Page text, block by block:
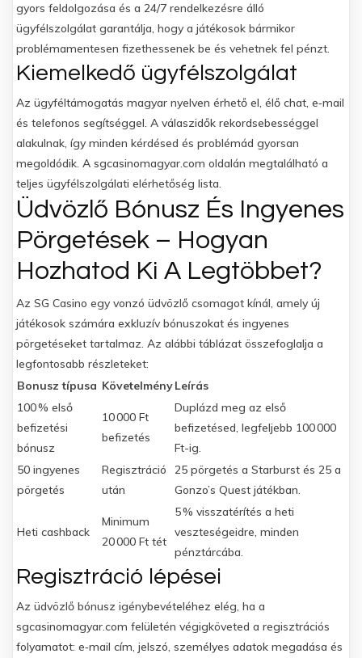
gyors feldolgozása és a 24/7 rendelkezésre álló
ügyfélszolgálat garantálja, hogy a játékosok bármikor
problémamentesen fizethessenek be és vehetnek fel pénzt.
Kiemelkedő ügyfélszolgálat
Az ügyféltámogatás magyar nyelven érhető el, élő chat, e‑mail
és telefonos segítséggel. A válaszidők rekordsebességgel
alakulnak, így minden kérdésed és problémád gyorsan
megoldódik. A sgcasinomagyar.com oldalán megtalálható a
teljes ügyfélszolgálati elérhetőség lista.
Üdvözlő Bónusz És Ingyenes
Pörgetések – Hogyan
Hozhatod Ki A Legtöbbet?
Az SG Casino egy vonzó üdvözlő csomagot kínál, amely új
játékosok számára exkluzív bónuszokat és ingyenes
pörgetéseket tartalmaz. Az alábbi táblázat összefoglalja a
legfontosabb részleteket:
Bonusz típusa KövetelményLeírás
100 % első
befizetési
bónusz
10 000 Ft
befizetés
Duplázd meg az első
befizetésed, legfeljebb 100 000
Ft-ig.
50 ingyenes
pörgetés
Regisztráció
után
25 pörgetés a Starburst és 25 a
Gonzo’s Quest játékban.
Heti cashback
Minimum
20 000 Ft tét
5 % visszatérítés a heti
veszteségeidre, minden
pénztárcába.
Regisztráció lépései
Az üdvözlő bónusz igénybevételéhez elég, ha a
sgcasinomagyar.com felületén végigköveted a regisztrációs
folyamatot: e‑mail cím, jelszó, személyes adatok megadása és